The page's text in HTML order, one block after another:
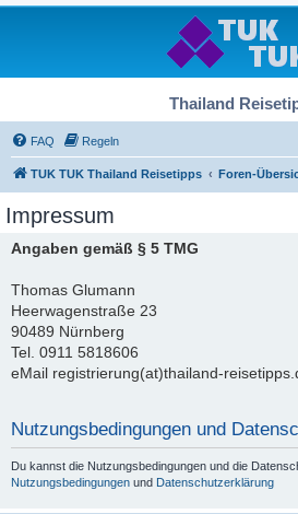
Thailand
FAQ Regeln
TUK TUK Thailand Reisetipps Foren-
Impressum
Angaben gemäß § 5 TMG
Thomas Glumann
Heerwagenstraße 23
90489 Nürnberg
Tel. 0911 5818606
eMail registrierung(at)thailand-
Nutzungsbedingungen und
Du kannst die Nutzungsbedingungen und die
Nutzungsbedingungen und Datenschutzerklärung